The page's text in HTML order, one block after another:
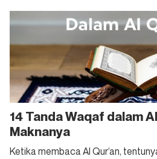
14 Tanda Waqaf dalam
Maknanya
Ketika membaca Al Qur’an,